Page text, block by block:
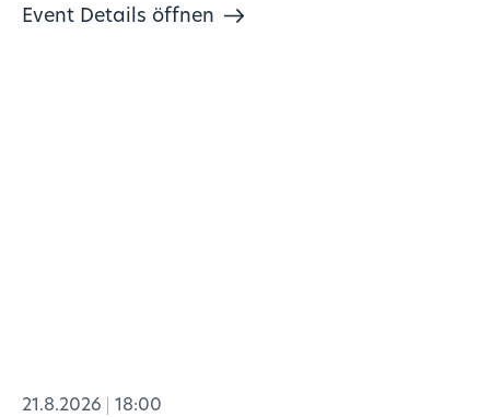
Event Details öffnen
21.8.2026 18:00